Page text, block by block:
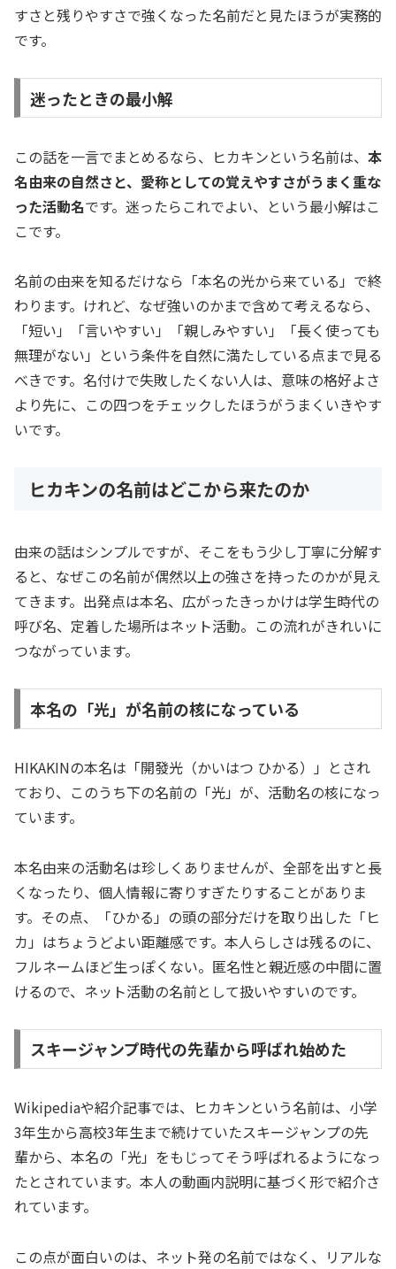
すさと残りやすさで強くなった名前だと見たほうが実務的
です。
迷ったときの最小解
この話を一言でまとめるなら、ヒカキンという名前は、 本
名由来の自然さと、愛称としての覚えやすさがうまく重な
った活動名です。迷ったらこれでよい、という最小解はこ
こです。
名前の由来を知るだけなら「本名の光から来ている」で終
わります。けれど、なぜ強いのかまで含めて考えるなら、
「短い」「言いやすい」「親しみやすい」「長く使っても
無理がない」という条件を自然に満たしている点まで見る
べきです。名付けで失敗したくない人は、意味の格好よさ
より先に、この四つをチェックしたほうがうまくいきやす
いです。
ヒカキンの名前はどこから来たのか
由来の話はシンプルですが、そこをもう少し丁寧に分解す
ると、なぜこの名前が偶然以上の強さを持ったのかが見え
てきます。出発点は本名、広がったきっかけは学生時代の
呼び名、定着した場所はネット活動。この流れがきれいに
つながっています。
本名の「光」が名前の核になっている
HIKAKINの本名は「開發光（かいはつ ひかる）」とされ
ており、このうち下の名前の「光」が、活動名の核になっ
ています。
本名由来の活動名は珍しくありませんが、全部を出すと長
くなったり、個人情報に寄りすぎたりすることがありま
す。その点、「ひかる」の頭の部分だけを取り出した「ヒ
カ」はちょうどよい距離感です。本人らしさは残るのに、
フルネームほど生っぽくない。匿名性と親近感の中間に置
けるので、ネット活動の名前として扱いやすいのです。
スキージャンプ時代の先輩から呼ばれ始めた
Wikipediaや紹介記事では、ヒカキンという名前は、小学
3年生から高校3年生まで続けていたスキージャンプの先
輩から、本名の「光」をもじってそう呼ばれるようになっ
たとされています。本人の動画内説明に基づく形で紹介さ
れています。
この点が面白いのは、ネット発の名前ではなく、リアルな